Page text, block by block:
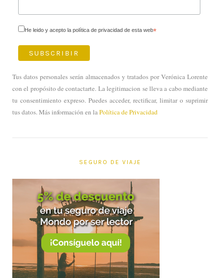
He leido y acepto la política de privacidad de esta web*
Tus datos personales serán almacenados y tratados por Verónica Lorente
con el propósito de contactarte. La legitimacion se lleva a cabo mediante
tu consentimiento expreso. Puedes acceder, rectificar, limitar o suprimir
tus datos. Más información en laPolítica de Privacidad
SEGURO DE VIAJE